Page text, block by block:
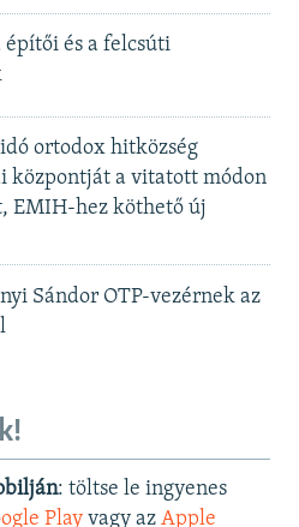
és a felcsúti
ortodox hitközség
központját a vitatott módon
EMIH-hez köthető új
Sándor OTP-vezérnek az
: töltse le ingyenes
Playvagy az Apple